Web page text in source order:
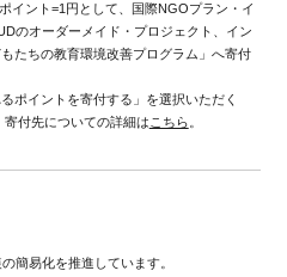
イント=1円として、国際NGOプラン・イ
のオーダーメイド・プロジェクト、イン
たちの教育環境改善プログラム」へ寄付
ポイントを寄付する」を選択いただく
付先についての詳細は こちら
簡易化を推進しています。